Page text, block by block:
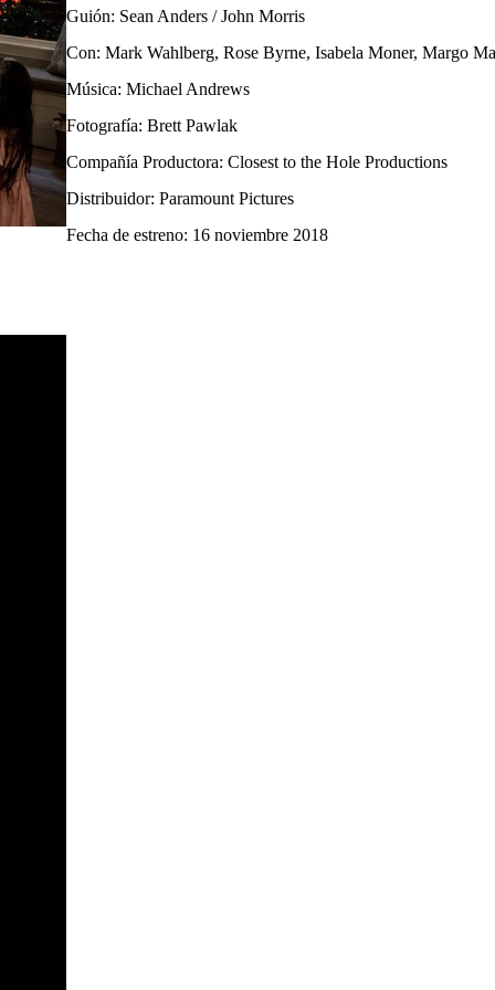
Guión: Sean Anders / John Morris
Con: Mark Wahlberg, Rose Byrne, Isabela Moner, Margo
Música: Michael Andrews
Fotografía: Brett Pawlak
Compañía Productora: Closest to the Hole Productions
Distribuidor: Paramount Pictures
Fecha de estreno: 16 noviembre 2018